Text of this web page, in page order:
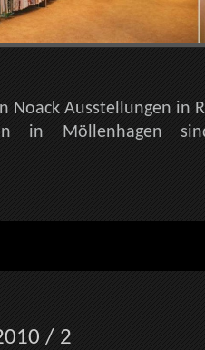
Noack Ausstellungen in
in Möllenhagen
/ 2